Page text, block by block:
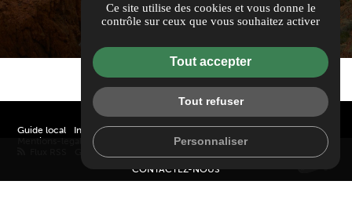
CONTACTEZ-NOUS
Guide local
Informations complémentaires
Mentions-legales / Barème d'honoraires
Politique de confidentialité
Gestion des cookies
Ce site utilise des cookies et vous donne le
contrôle sur ceux que vous souhaitez activer
Tout accepter
Tout refuser
Personnaliser